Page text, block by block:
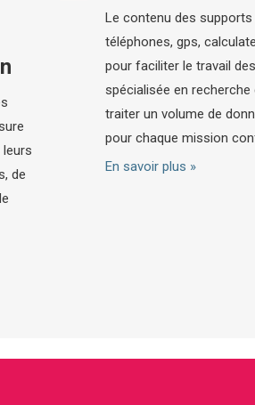
leurs
de
Le contenu des
téléphones, gps,
pour faciliter le travail
spécialisée en
traiter un volume de
pour chaque mission
En savoir plus »